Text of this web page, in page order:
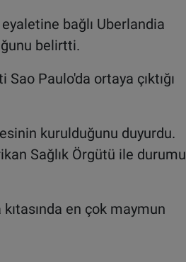
bağlı Uberlandia
belirtti.
Paulo'da ortaya çıktığı
kurulduğunu duyurdu.
Sağlık Örgütü ile durumu
en çok maymun